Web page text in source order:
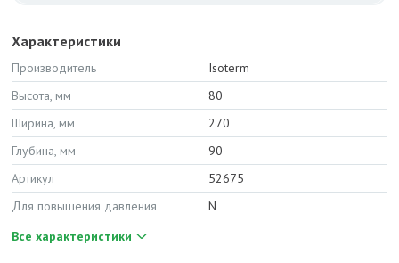
Характеристики
Производитель
Isoterm
Высота, мм
80
Ширина, мм
270
Глубина, мм
90
Артикул
52675
Для повышения давления
N
Все характеристики